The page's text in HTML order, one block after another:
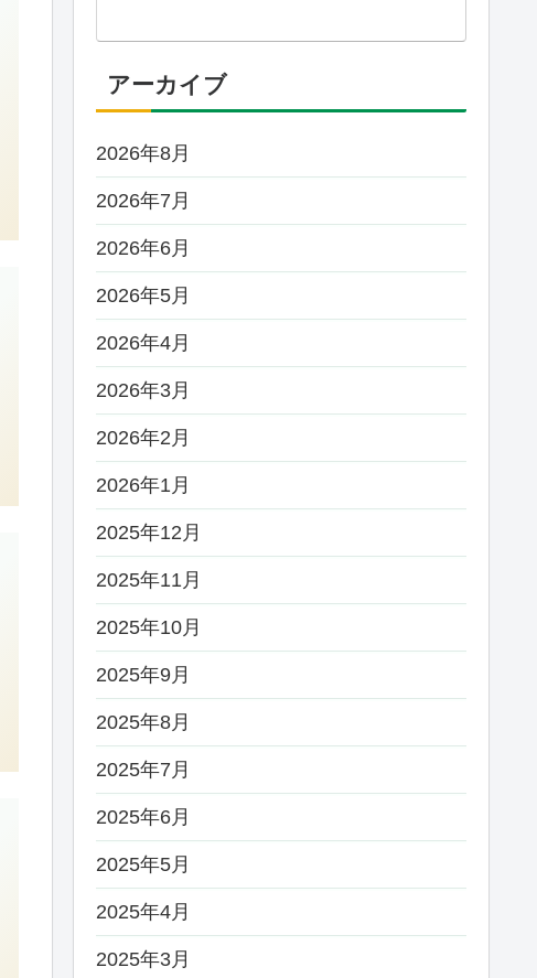
アーカイブ
2026年8月
2026年7月
2026年6月
2026年5月
2026年4月
2026年3月
2026年2月
2026年1月
2025年12月
2025年11月
2025年10月
2025年9月
2025年8月
2025年7月
2025年6月
2025年5月
2025年4月
2025年3月